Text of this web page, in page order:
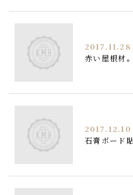
2017.11.28
赤い屋根材。
2017.12.10
石膏ボード